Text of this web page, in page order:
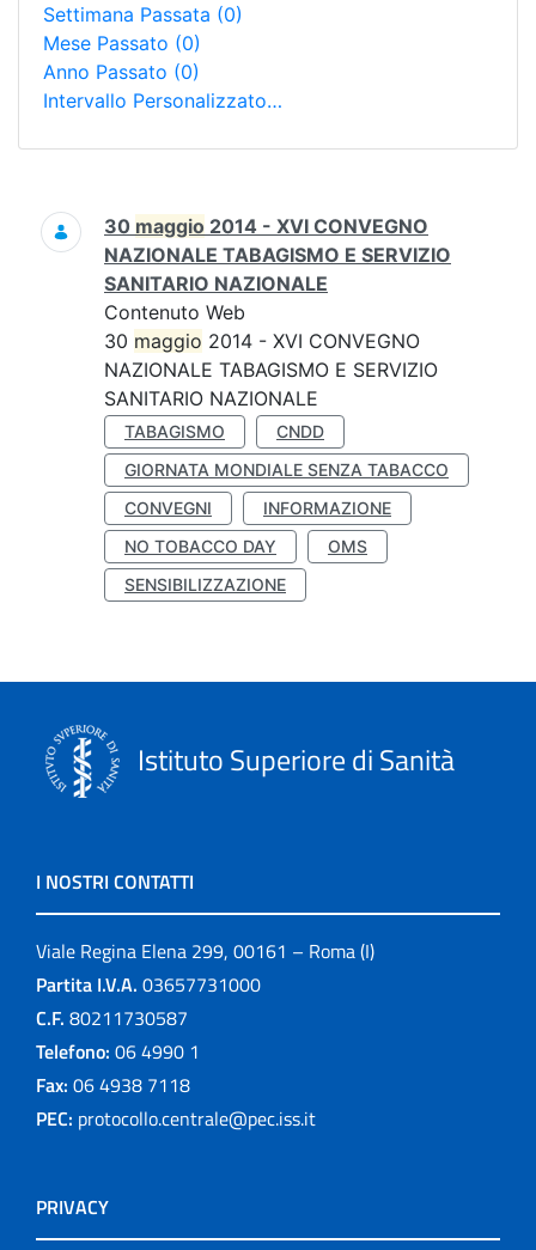
Settimana Passata (0)
Mese Passato (0)
Anno Passato (0)
Intervallo Personalizzato…
Ricerca
30 maggio 2014 - XVI CONVEGNO
NAZIONALE TABAGISMO E SERVIZIO
SANITARIO NAZIONALE
Contenuto Web
30 maggio 2014 - XVI CONVEGNO
NAZIONALE TABAGISMO E SERVIZIO
SANITARIO NAZIONALE
TABAGISMO
CNDD
GIORNATA MONDIALE SENZA TABACCO
CONVEGNI
INFORMAZIONE
NO TOBACCO DAY
OMS
SENSIBILIZZAZIONE
Istituto Superiore di Sanità
I NOSTRI CONTATTI
Viale Regina Elena 299, 00161 – Roma (I)
Partita I.V.A. 03657731000
C.F. 80211730587
Telefono: 06 4990 1
Fax: 06 4938 7118
PEC: protocollo.centrale@pec.iss.it
PRIVACY